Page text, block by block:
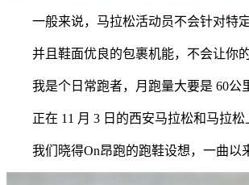
一般来说，马拉松活动员不会针对特定
并且鞋面优良的包裹机能，不会让你的
我是个日常跑者，月跑量大要是 60公里
正在 11 月 3 日的西安马拉松和马拉松
我们晓得On昂跑的跑鞋设想，一曲以来